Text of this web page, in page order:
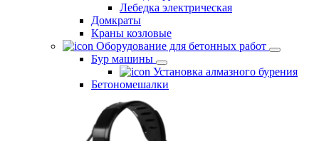
Лебедка электрическая
Домкраты
Краны козловые
Оборудование для бетонных работ
Бур машины
Установка алмазного бурения
Бетономешалки